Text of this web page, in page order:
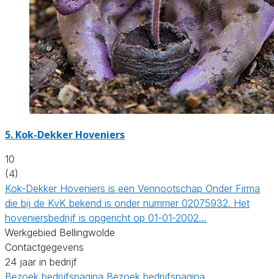
5. Kok-Dekker Hoveniers
10
(4)
Kok-Dekker Hoveniers is een Vennootschap Onder Firma
die bij de KvK bekend is onder nummer 02075932. Het
hoveniersbedrijf is opgericht op 01-01-2002…
Werkgebied Bellingwolde
Contactgegevens
24 jaar in bedrijf
Bezoek bedrijfspagina Bezoek bedrijfspagina